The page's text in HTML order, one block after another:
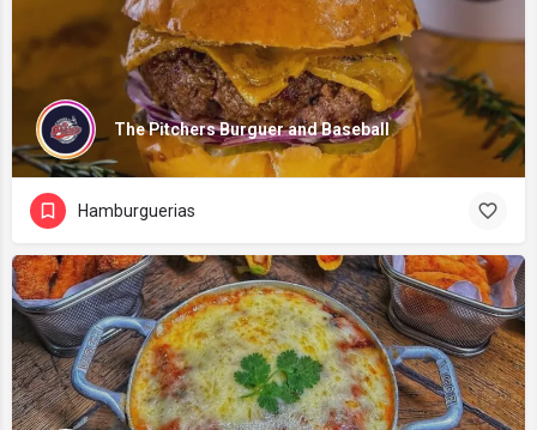
The Pitchers Burguer and Baseball
Hamburguerias